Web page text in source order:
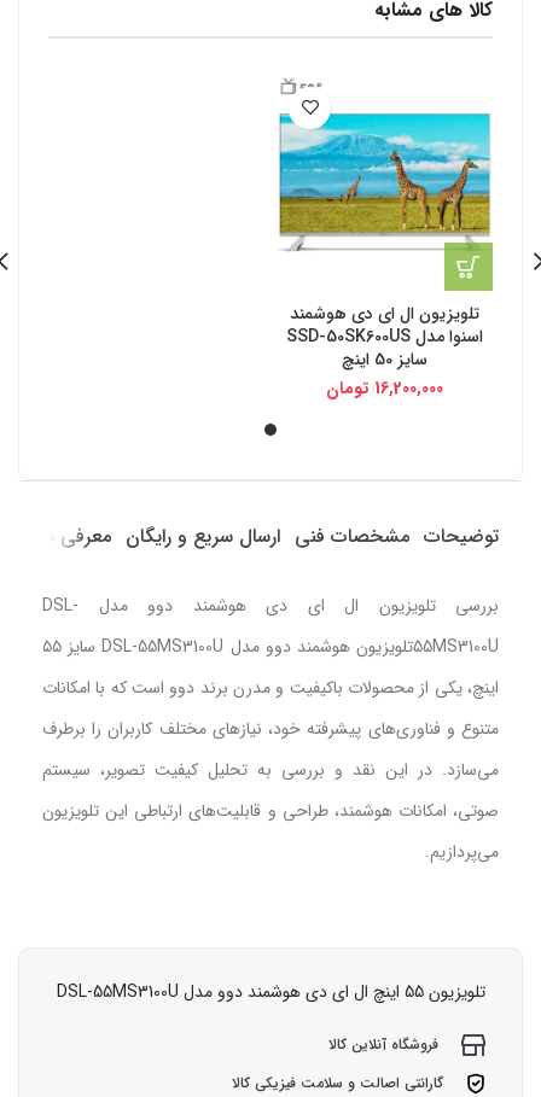
کالا های مشابه
تلویزیون ال ای دی هوشمند
اسنوا مدل SSD-50SK600US
سایز 50 اینچ
16,200,000 تومان
توضیحات مشخصات فنی ارسال سریع و رایگان معرفی
بررسی تلویزیون ال ای دی هوشمند دوو مدل DSL-
55MS3100Uتلویزیون هوشمند دوو مدل DSL-55MS3100U سایز ۵۵
اینچ، یکی از محصولات باکیفیت و مدرن برند دوو است که با امکانات
متنوع و فناوری‌های پیشرفته خود، نیازهای مختلف کاربران را برطرف
می‌سازد. در این نقد و بررسی به تحلیل کیفیت تصویر، سیستم
صوتی، امکانات هوشمند، طراحی و قابلیت‌های ارتباطی این تلویزیون
می‌پردازیم.
تلویزیون 55 اینچ ال ای دی هوشمند دوو مدل DSL-55MS3100U
فروشگاه آنلاین کالا
گارانتی اصالت و سلامت فیزیکی کالا